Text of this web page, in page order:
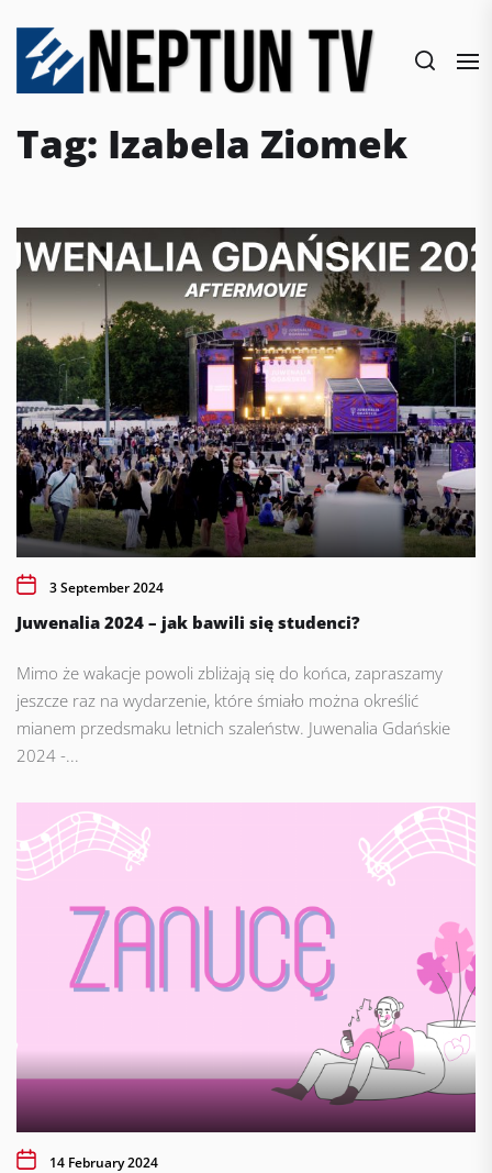
content
Tag: Izabela Ziomek
3 September 2024
Juwenalia 2024 – jak bawili się studenci?
Mimo że wakacje powoli zbliżają się do końca, zapraszamy
jeszcze raz na wydarzenie, które śmiało można określić
mianem przedsmaku letnich szaleństw. Juwenalia Gdańskie
2024 -...
14 February 2024